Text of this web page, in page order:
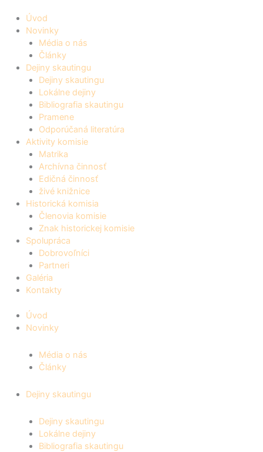
Úvod
Novinky
Média o nás
Články
Dejiny skautingu
Dejiny skautingu
Lokálne dejiny
Bibliografia skautingu
Pramene
Odporúčaná literatúra
Aktivity komisie
Matrika
Archívna činnosť
Edičná činnosť
živé knižnice
Historická komisia
Členovia komisie
Znak historickej komisie
Spolupráca
Dobrovoľníci
Partneri
Galéria
Kontakty
Úvod
Novinky
Média o nás
Články
Dejiny skautingu
Dejiny skautingu
Lokálne dejiny
Bibliografia skautingu